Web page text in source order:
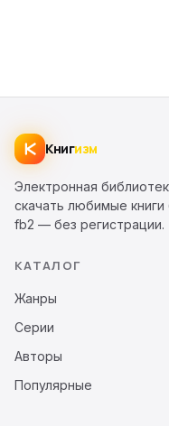
Книгизм
Электронная
скачать любимые
fb2 — без регистрации.
КАТАЛОГ
Жанры
Серии
Авторы
Популярные